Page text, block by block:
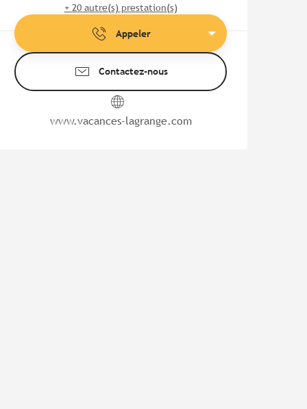
+ 20 autre(s) prestation(s)
Appeler
Contactez-nous
www.vacances-lagrange.com